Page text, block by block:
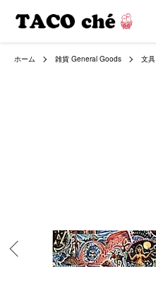
ホーム 雑貨 General Goods 文具